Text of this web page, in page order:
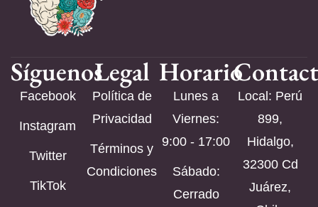
Síguenos
Facebook
Instagram
Twitter
TikTok
Legal
Política de
Privacidad
Términos y
Condiciones
Horario
Lunes a
Viernes:
9:00 - 17:00
Sábado:
Cerrado
Local: Perú
899,
Hidalgo,
32300 Cd
Juárez,